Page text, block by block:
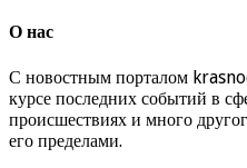
О нас
С новостным порталом
курсе последних событий в
происшествиях и много
его пределами.